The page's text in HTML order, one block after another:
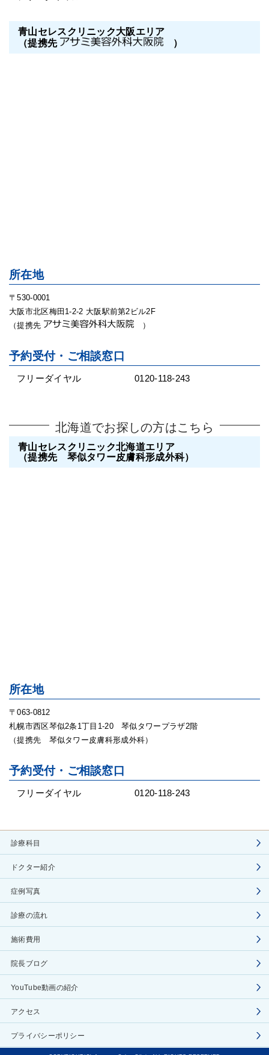
青山セレスクリニック大阪エリア
（提携先
）
所在地
〒530-0001
大阪市北区梅田1-2-2 大阪駅前第2ビル2F
（提携先
）
予約受付・ご相談窓口
フリーダイヤル 0120-118-243
北海道でお探しの方はこちら
青山セレスクリニック北海道エリア
（提携先 琴似タワー皮膚科形成外科）
所在地
〒063-0812
札幌市西区琴似2条1丁目1-20 琴似タワープラザ2階
（提携先 琴似タワー皮膚科形成外科）
予約受付・ご相談窓口
フリーダイヤル 0120-118-243
診療科目
ドクター紹介
症例写真
診療の流れ
施術費用
院長ブログ
YouTube動画の紹介
アクセス
プライバシーポリシー